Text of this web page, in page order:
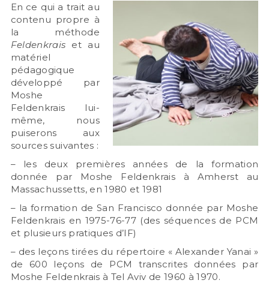
En ce qui a trait au
contenu propre à
la méthode
Feldenkrais et au
matériel
pédagogique
développé par
Moshe
Feldenkrais lui-
même, nous
puiserons aux
sources suivantes :
– les deux premières années de la formation
donnée par Moshe Feldenkrais à Amherst au
Massachussetts, en 1980 et 1981
– la formation de San Francisco donnée par Moshe
Feldenkrais en 1975-76-77 (des séquences de PCM
et plusieurs pratiques d’IF)
– des leçons tirées du répertoire « Alexander Yanai »
de 600 leçons de PCM transcrites données par
Moshe Feldenkrais à Tel Aviv de 1960 à 1970.